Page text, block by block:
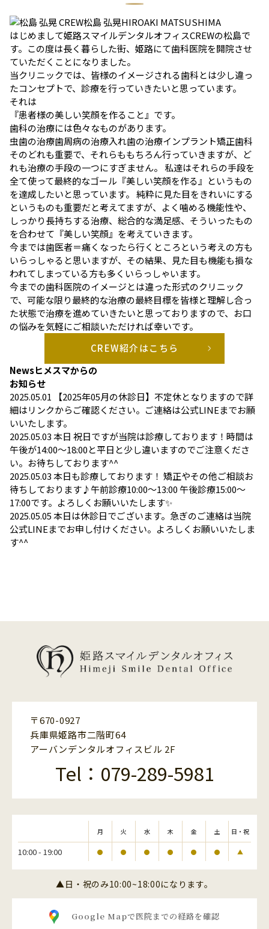
CREW松島 弘晃HIROAKI MATSUSHIMA
はじめまして姫路スマイルデンタルオフィスCREWの松島で
す。 この度は長く暮らした街、姫路にて歯科医院を開院させ
ていただくことになりました。
当クリニックでは、皆様のイメージされる歯科とは少し違っ
たコンセプトで、診療を行っていきたいと思っています。
それは
『患者様の美しい笑顔を作ること』 です。
歯科の治療には色々なものがあります。
虫歯の治療歯周病の治療入れ歯の治療インプラント矯正歯科
そのどれも重要で、それらももちろん行っていきますが、ど
れも治療の手段の一つにすぎません。 私達はそれらの手段を
全て使って最終的なゴール『美しい笑顔を作る』というもの
を達成したいと思っています。 純粋に見た目をきれいにする
というものも重要だと考えてますが、よく噛める機能性や、
しっかり長持ちする治療、総合的な満足感、そういったもの
を合わせて『美しい笑顔』を考えていきます。
今までは歯医者＝痛くなったら行くところという考えの方も
いらっしゃると思いますが、その結果、見た目も機能も損な
われてしまっている方も多くいらっしゃいます。
今までの歯科医院のイメージとは違った形式のクリニック
で、可能な限り最終的な治療の最終目標を皆様と理解し合っ
た状態で治療を進めていきたいと思っておりますので、お口
の悩みを気軽にご相談いただければ幸いです。
CREW紹介はこちら
Newsヒメスマからの
お知らせ
2025.05.01
【2025年05月の休診日】不定休となりますので詳
細はリンクからご確認ください。ご連絡は公式LINEまでお願
いいたします。
2025.05.03本日 祝日ですが当院は診療しております！時間は
午後が14:00～18:00と平日と少し違いますのでご注意くださ
い。お待ちしております^^
2025.05.03本日も診療しております！ 矯正やその他ご相談お
待ちしております♪午前診療10:00〜13:00 午後診療15:00〜
17:00です。よろしくお願いいたします✨
2025.05.05本日は休診日でございます。急ぎのご連絡は当院
公式LINEまでお申し付けください。よろしくお願いいたしま
す^^
〒670-0927
兵庫県姫路市二階町64
アーバンデンタルオフィスビル 2F
Tel：079-289-5981
月 火 水 木 金 土 日・祝
10:00 - 19:00 ● ● ● ● ● ● ▲
▲日・祝のみ10:00~18:00になります。
Google Mapで医院までの経路を確認